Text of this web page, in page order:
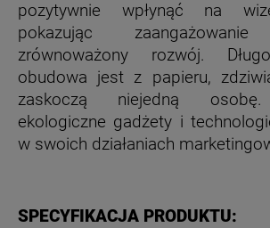
pozytywnie wpłynąć na
pokazując
zrównoważony rozwój.
obudowa jest z papieru,
zaskoczą niejedną osobę.
ekologiczne gadżety i
w swoich działaniach
SPECYFIKACJA PRODUKTU: